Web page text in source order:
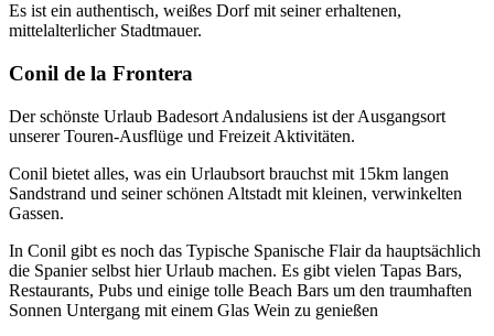
Es ist ein authentisch, weißes Dorf mit seiner erhaltenen,
mittelalterlicher Stadtmauer.
Conil de la Frontera
Der schönste Urlaub Badesort Andalusiens ist der Ausgangsort
unserer Touren-Ausflüge und Freizeit Aktivitäten.
Conil bietet alles, was ein Urlaubsort brauchst mit 15km langen
Sandstrand und seiner schönen Altstadt mit kleinen, verwinkelten
Gassen.
In Conil gibt es noch das Typische Spanische Flair da hauptsächlich
die Spanier selbst hier Urlaub machen. Es gibt vielen Tapas Bars,
Restaurants, Pubs und einige tolle Beach Bars um den traumhaften
Sonnen Untergang mit einem Glas Wein zu genießen